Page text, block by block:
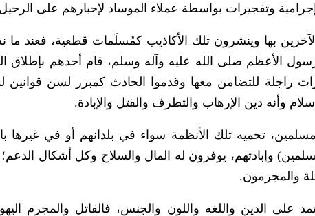
وتفجيرات بواسطة عملاء الموساد لإجبارهم على
بها وينشرون تلك الأكاذيب كمُسلَمات قطعية، فعند
الأعظم صلى الله عليه وآله وسلم، قام أحدهم بإطلاق
راجلة للتضامن معها وقدموا الحادث كمبرر لسن قوانين
وأنه دين الإرهاب والتطرف والقتل والإبادة.
تحميه تلك الأنظمة سواء في بلدانهم أو في غيرها
وإبادتهم، يوفرون له المال والسلاح وكل أشكال
والمجرمون.
على الدين واللغه واللون والجنس، فالقاتل والمجرم